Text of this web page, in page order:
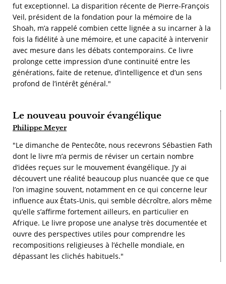
fut exceptionnel. La disparition récente de Pierre-François
Veil, président de la fondation pour la mémoire de la
Shoah, m’a rappelé combien cette lignée a su incarner à la
fois la fidélité à une mémoire, et une capacité à intervenir
avec mesure dans les débats contemporains. Ce livre
prolonge cette impression d’une continuité entre les
générations, faite de retenue, d’intelligence et d’un sens
profond de l’intérêt général."
Le nouveau pouvoir évangélique
Philippe Meyer
"Le dimanche de Pentecôte, nous recevrons Sébastien Fath
dont le livre m’a permis de réviser un certain nombre
d’idées reçues sur le mouvement évangélique. J’y ai
découvert une réalité beaucoup plus nuancée que ce que
l’on imagine souvent, notamment en ce qui concerne leur
influence aux États-Unis, qui semble décroître, alors même
qu’elle s’affirme fortement ailleurs, en particulier en
Afrique. Le livre propose une analyse très documentée et
ouvre des perspectives utiles pour comprendre les
recompositions religieuses à l’échelle mondiale, en
dépassant les clichés habituels."